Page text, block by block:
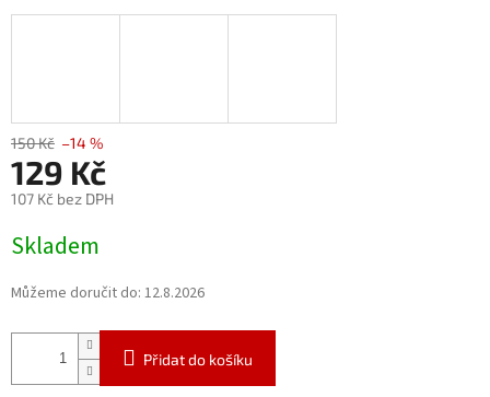
150 Kč –14 %
129 Kč
107 Kč bez DPH
cena:
Skladem
Můžeme doručit do: 12.8.2026
Přidat do košíku